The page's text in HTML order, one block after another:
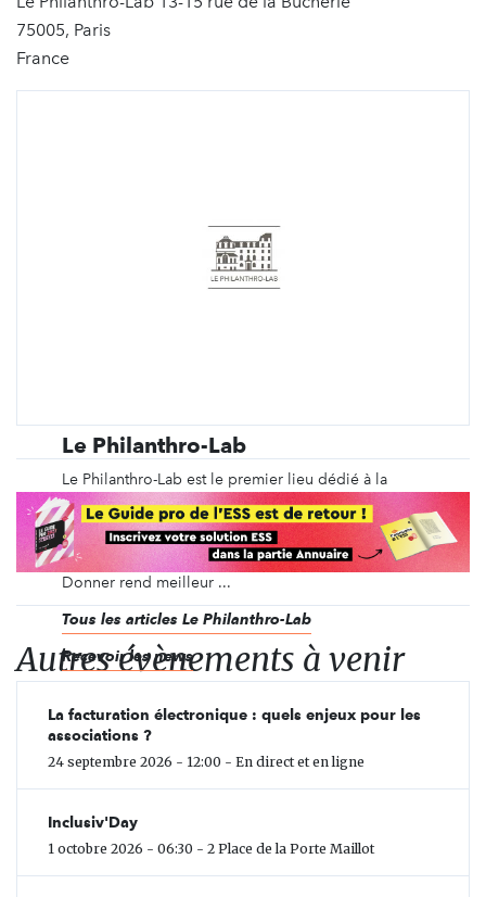
75005, Paris
France
Le Philanthro-Lab
Le Philanthro-Lab est le premier lieu dédié à la
philanthropie. Généreux et ouvert à tous, le
Philanthro-Lab poursuit une ambition inédite : créer
un écosystème favorable au développement de la
philanthropie et démocratiser le réflexe du don.
Donner rend meilleur ...
Tous les articles Le Philanthro-Lab
Recevoir les news
Autres évènements à venir
La facturation électronique : quels enjeux pour les
associations ?
24 septembre 2026 - 12:00 - En direct et en ligne
Inclusiv'Day
1 octobre 2026 - 06:30 - 2 Place de la Porte Maillot